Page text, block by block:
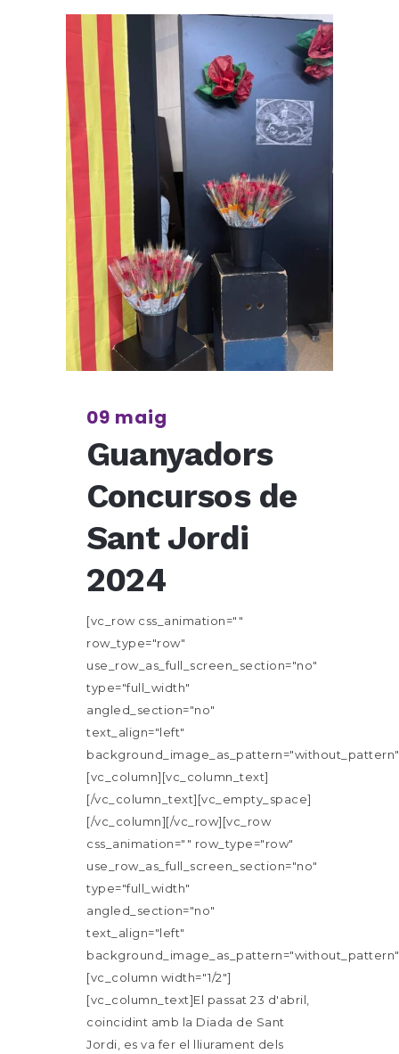
09 maig
Guanyadors
Concursos de
Sant Jordi
2024
[vc_row css_animation=""
row_type="row"
use_row_as_full_screen_section="no"
type="full_width"
angled_section="no"
text_align="left"
[vc_column][vc_column_text]
[/vc_column_text][vc_empty_space]
[/vc_column][/vc_row][vc_row
css_animation="" row_type="row"
use_row_as_full_screen_section="no"
type="full_width"
angled_section="no"
text_align="left"
[vc_column width="1/2"]
[vc_column_text]El passat 23 d'abril,
coincidint amb la Diada de Sant
Jordi, es va fer el lliurament dels